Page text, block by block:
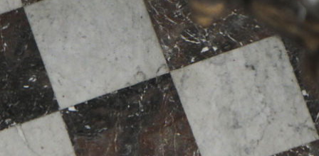
DÉFENSE PÉNALE ET CONTENTIEUX
Droit pénal général · Droit pénal des Affaires · Contentieux
TEMIME